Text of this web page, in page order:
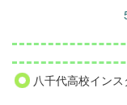
八千代高校インス